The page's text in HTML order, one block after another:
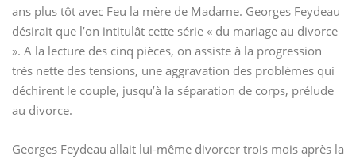
ans plus tôt avec Feu la mère de Madame. Georges Feydeau
désirait que l’on intitulât cette série « du mariage au divorce
». A la lecture des cinq pièces, on assiste à la progression
très nette des tensions, une aggravation des problèmes qui
déchirent le couple, jusqu’à la séparation de corps, prélude
au divorce.
Georges Feydeau allait lui-même divorcer trois mois après la